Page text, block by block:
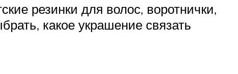
резинки для волос, воротнички,
какое украшение связать